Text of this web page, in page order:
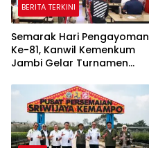
BERITA TERKINI
Semarak Hari Pengayoman
Ke-81, Kanwil Kemenkum
Jambi Gelar Turnamen